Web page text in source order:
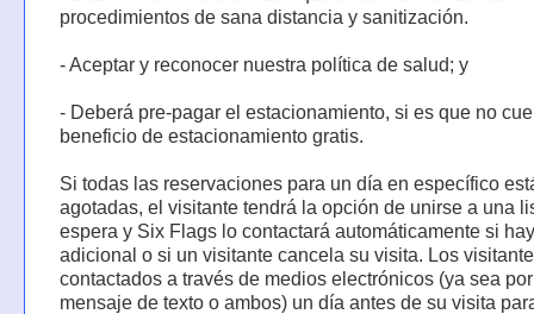
procedimientos de sana distancia y sanitización.
- Aceptar y reconocer nuestra política de salud; y
- Deberá pre-pagar el estacionamiento, si es que no
beneficio de estacionamiento gratis.
Si todas las reservaciones para un día en específico
agotadas, el visitante tendrá la opción de unirse a una
espera y Six Flags lo contactará automáticamente si
adicional o si un visitante cancela su visita. Los
contactados a través de medios electrónicos (ya sea
mensaje de texto o ambos) un día antes de su visita